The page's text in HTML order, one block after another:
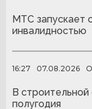
МТС запускает
инвалидностью
16:27 07.08.2026
В
полугодия